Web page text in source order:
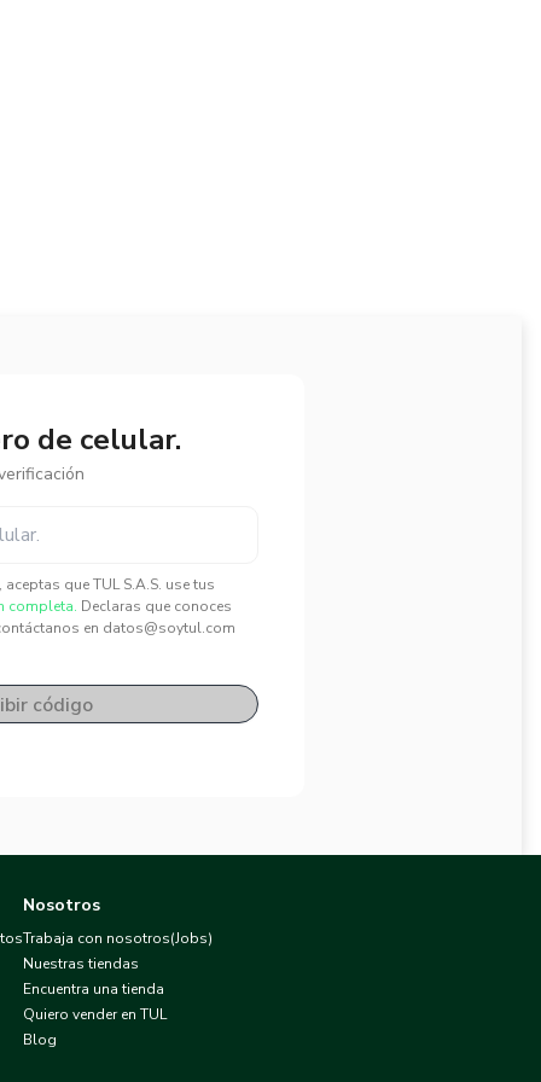
de celular.
que TUL S.A.S. use tus
completa. Declaras que conoces
en datos@soytul.com
código
Nosotros
Trabaja con nosotros(Jobs)
Nuestras tiendas
Encuentra una tienda
Quiero vender en TUL
Blog